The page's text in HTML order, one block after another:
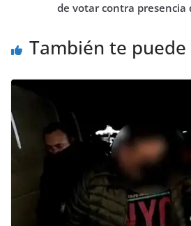
de votar contra presencia
También te